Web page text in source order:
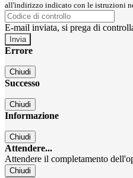
all'indirizzo indicato con le istruzioni
E-mail inviata, si prega di
Errore
Chiudi
Successo
Chiudi
Informazione
Chiudi
Attendere...
Attendere il completamento
Chiudi